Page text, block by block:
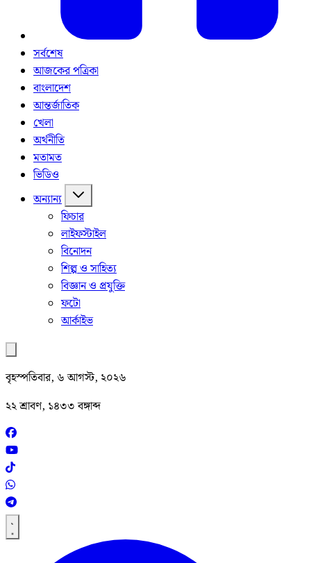
সর্বশেষ
আজকের পত্রিকা
বাংলাদেশ
আন্তর্জাতিক
খেলা
অর্থনীতি
মতামত
ভিডিও
অন্যান্য
ফিচার
লাইফস্টাইল
বিনোদন
শিল্প ও সাহিত্য
বিজ্ঞান ও প্রযুক্তি
ফটো
আর্কাইভ
বৃহস্পতিবার, ৬ আগস্ট, ২০২৬
২২ শ্রাবণ, ১৪৩৩ বঙ্গাব্দ